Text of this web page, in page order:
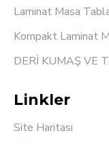
Laminat Masa
Kompakt Laminat
DERİ KUMAŞ VE
Linkler
Site Haritası